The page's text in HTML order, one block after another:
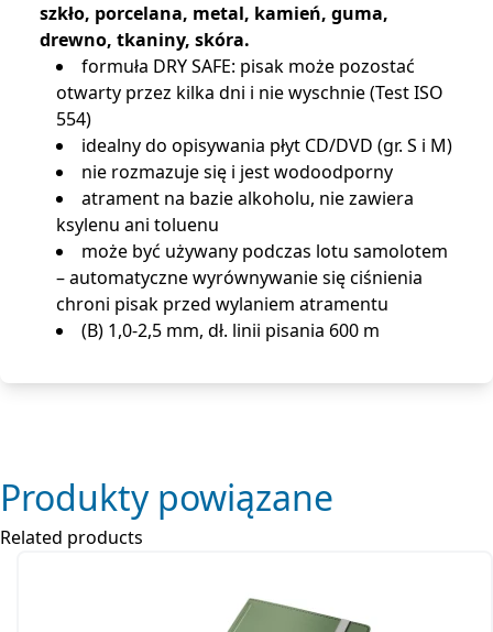
szkło, porcelana, metal, kamień, guma,
drewno, tkaniny, skóra.
formuła DRY SAFE: pisak może pozostać
otwarty przez kilka dni i nie wyschnie (Test ISO
554)
idealny do opisywania płyt CD/DVD (gr. S i M)
nie rozmazuje się i jest wodoodporny
atrament na bazie alkoholu, nie zawiera
ksylenu ani toluenu
może być używany podczas lotu samolotem
– automatyczne wyrównywanie się ciśnienia
chroni pisak przed wylaniem atramentu
(B) 1,0-2,5 mm, dł. linii pisania 600 m
Produkty powiązane
Related products